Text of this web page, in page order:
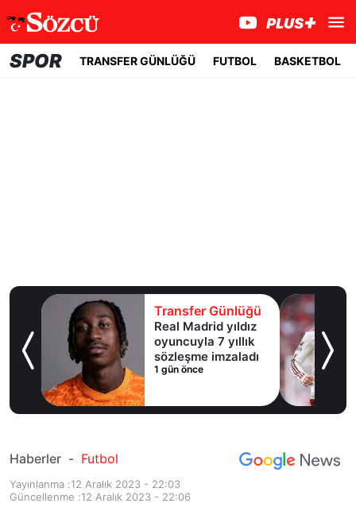
SPOR TRANSFER GÜNLÜĞÜ FUTBOL BASKETBOL
Transfer Günlüğü
Real Madrid yıldız
oyuncuyla 7 yıllık
sözleşme imzaladı
1 gün önce
Haberler - Futbol
Yayınlanma :12 Aralık 2023 - 22:03
Güncellenme :12 Aralık 2023 - 22:06